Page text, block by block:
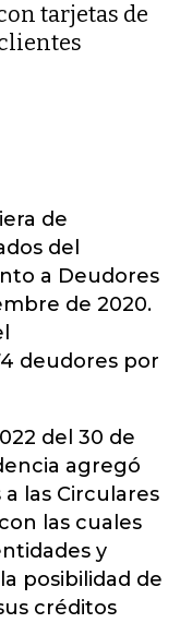
tarjetas de
de
del
a Deudores
de 2020.
deudores por
del 30 de
agregó
las Circulares
las cuales
y
posibilidad de
créditos